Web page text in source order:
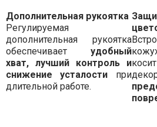
Дополнительная рукоятка
Регулируемая
дополнительная рукоятка
обеспечивает удобный
хват, лучший контроль и
снижение усталости при
длительной работе.